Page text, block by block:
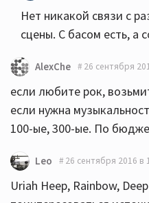
Нет никакой связи с
сцены. С басом есть, а
AlexChe 26 сентября
если любите рок,
если нужна
100-ые, 300-ые. По
Leo 26 сентября 2016 в
Uriah Heep, Rainbow,